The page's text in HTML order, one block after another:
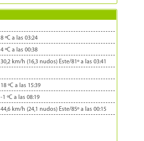
8 ºC a las 03:24
4 ºC a las 00:38
30,2 km/h (16,3 nudos) Este/81º a las 03:41
18 ºC a las 15:39
-1 ºC a las 08:19
44,6 km/h (24,1 nudos) Este/85º a las 00:15